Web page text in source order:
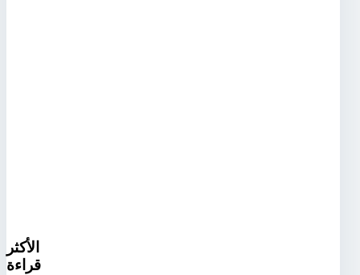
الأكثر
قراءة